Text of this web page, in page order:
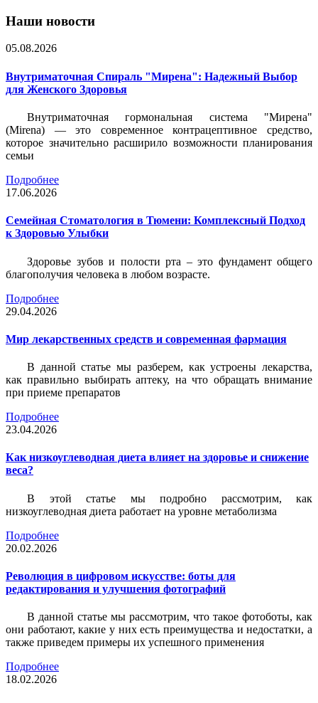
Наши новости
05.08.2026
Внутриматочная Спираль "Мирена": Надежный Выбор
для Женского Здоровья
Внутриматочная гормональная система "Мирена"
(Mirena) — это современное контрацептивное средство,
которое значительно расширило возможности планирования
семьи
Подробнее
17.06.2026
Семейная Стоматология в Тюмени: Комплексный Подход
к Здоровью Улыбки
Здоровье зубов и полости рта – это фундамент общего
благополучия человека в любом возрасте.
Подробнее
29.04.2026
Мир лекарственных средств и современная фармация
В данной статье мы разберем, как устроены лекарства,
как правильно выбирать аптеку, на что обращать внимание
при приеме препаратов
Подробнее
23.04.2026
Как низкоуглеводная диета влияет на здоровье и снижение
веса?
В этой статье мы подробно рассмотрим, как
низкоуглеводная диета работает на уровне метаболизма
Подробнее
20.02.2026
Революция в цифровом искусстве: боты для
редактирования и улучшения фотографий
В данной статье мы рассмотрим, что такое фотоботы, как
они работают, какие у них есть преимущества и недостатки, а
также приведем примеры их успешного применения
Подробнее
18.02.2026